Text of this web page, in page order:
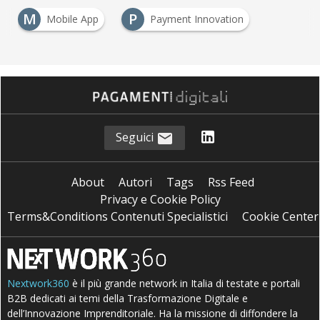
M
Mobile App P Payment Innovation
Seguici
About Autori Tags
Rss Feed
Privacy e Cookie Policy
Terms&Conditions Contenuti Specialistici
Cookie Center
Nextwork360 è il più grande network in Italia di testate e portali
B2B dedicati ai temi della Trasformazione Digitale e
dell’Innovazione Imprenditoriale. Ha la missione di diffondere la